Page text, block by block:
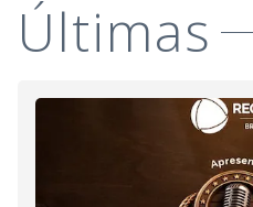
Últimas